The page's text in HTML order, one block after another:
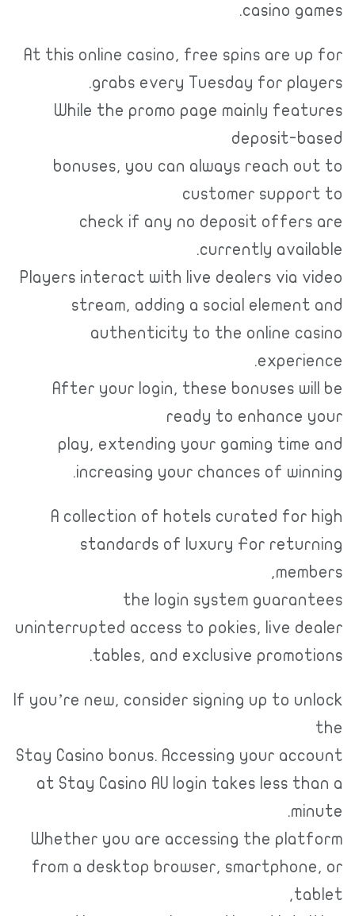
casino games.
At this online casino, free spins are up for
grabs every Tuesday for players.
While the promo page mainly features
deposit-based
bonuses, you can always reach out to
customer support to
check if any no deposit offers are
currently available.
Players interact with live dealers via video
stream, adding a social element and
authenticity to the online casino
experience.
After your login, these bonuses will be
ready to enhance your
play, extending your gaming time and
increasing your chances of winning.
A collection of hotels curated for high
standards of luxury For returning
members,
the login system guarantees
uninterrupted access to pokies, live dealer
tables, and exclusive promotions.
If you’re new, consider signing up to unlock
the
Stay Casino bonus. Accessing your account
at Stay Casino AU login takes less than a
minute.
Whether you are accessing the platform
from a desktop browser, smartphone, or
tablet,